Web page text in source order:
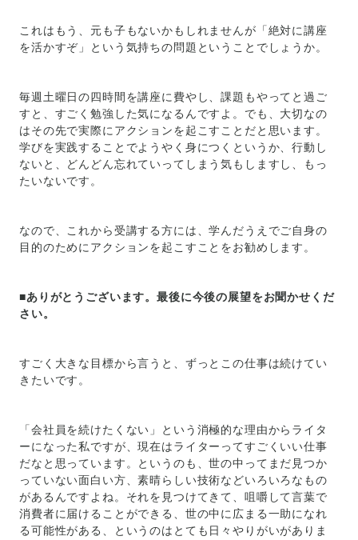
これはもう、元も子もないかもしれませんが「絶対に講座
を活かすぞ」という気持ちの問題ということでしょうか。
毎週土曜日の四時間を講座に費やし、課題もやってと過ご
すと、すごく勉強した気になるんですよ。でも、大切なの
はその先で実際にアクションを起こすことだと思います。
学びを実践することでようやく身につくというか、行動し
ないと、どんどん忘れていってしまう気もしますし、もっ
たいないです。
なので、これから受講する方には、学んだうえでご自身の
目的のためにアクションを起こすことをお勧めします。
■ありがとうございます。最後に今後の展望をお聞かせくだ
さい。
すごく大きな目標から言うと、ずっとこの仕事は続けてい
きたいです。
「会社員を続けたくない」という消極的な理由からライタ
ーになった私ですが、現在はライターってすごくいい仕事
だなと思っています。というのも、世の中ってまだ見つか
っていない面白い方、素晴らしい技術などいろいろなもの
があるんですよね。それを見つけてきて、咀嚼して言葉で
消費者に届けることができる、世の中に広まる一助になれ
る可能性がある、というのはとても日々やりがいがありま